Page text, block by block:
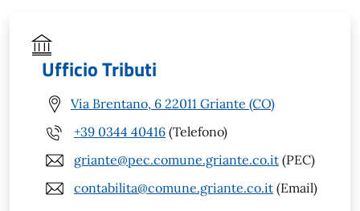
Ufficio Tributi
Via Brentano, 6 22011 Griante (CO)
+39 0344 40416 (Telefono)
griante@pec.comune.griante.co.it (PEC)
contabilita@comune.griante.co.it (Email)